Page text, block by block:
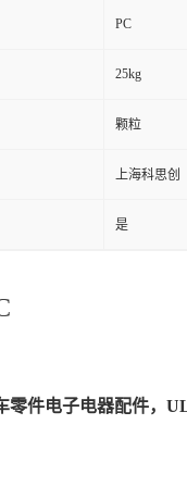
PC
25kg
颗粒
上海科思创
是
件电子电器配件，UL